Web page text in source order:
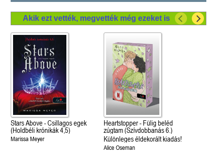
Akik ezt vették, megvették még ezeket is
Stars Above - Csillagos egek
(Holdbéli krónikák 4,5)
Marissa Meyer
Heartstopper - Fülig beléd
zúgtam (Szívdobbanás 6.)
Különleges éldekorált kiadás!
Alice Oseman